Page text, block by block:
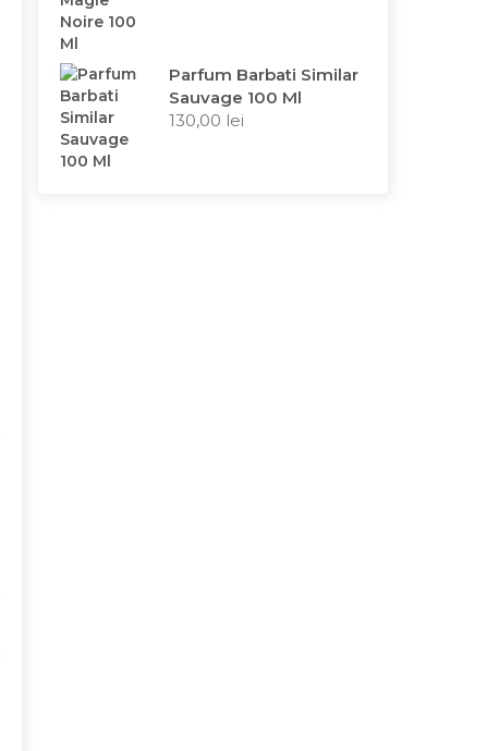
Parfum Barbati Similar
Sauvage 100 Ml
130,00 lei